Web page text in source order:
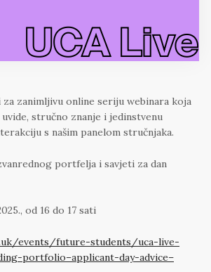
zanimljivu online seriju webinara koja
stručno znanje i jedinstvenu
s našim panelom stručnjaka.
portfelja i savjeti za dan
od 16 do 17 sati
events/future-students/uca-live-
portfolio–applicant-day-advice–